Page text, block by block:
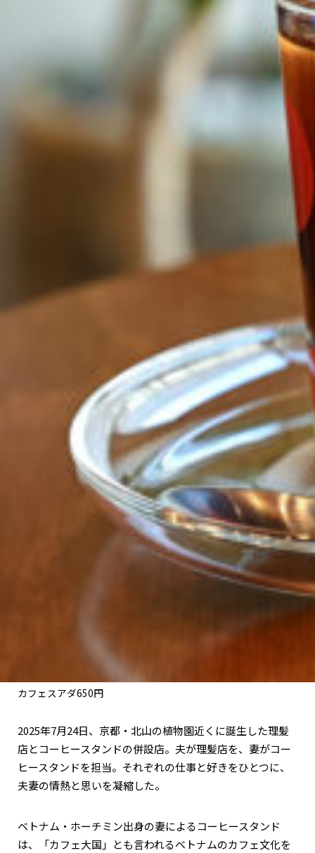
おすすめの展覧会
誠光社で選びました。
カフェスアダ650円
2025年7月24日、京都・北山の植物園近くに誕生した理髪
店とコーヒースタンドの併設店。夫が理髪店を、妻がコー
ヒースタンドを担当。それぞれの仕事と好きをひとつに、
夫妻の情熱と思いを凝縮した。
ベトナム・ホーチミン出身の妻によるコーヒースタンド
は、「カフェ大国」とも言われるベトナムのカフェ文化を